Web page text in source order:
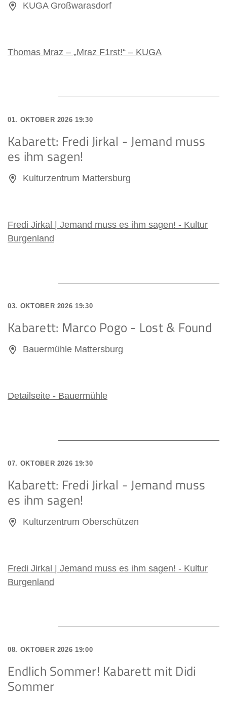
KUGA Großwarasdorf
Thomas Mraz – „Mraz F1rst!“ – KUGA
01. OKTOBER 2026 19:30
Kabarett: Fredi Jirkal - Jemand muss
es ihm sagen!
Kulturzentrum Mattersburg
Fredi Jirkal | Jemand muss es ihm sagen! - Kultur
Burgenland
03. OKTOBER 2026 19:30
Kabarett: Marco Pogo - Lost & Found
Bauermühle Mattersburg
Detailseite - Bauermühle
07. OKTOBER 2026 19:30
Kabarett: Fredi Jirkal - Jemand muss
es ihm sagen!
Kulturzentrum Oberschützen
Fredi Jirkal | Jemand muss es ihm sagen! - Kultur
Burgenland
08. OKTOBER 2026 19:00
Endlich Sommer! Kabarett mit Didi
Sommer